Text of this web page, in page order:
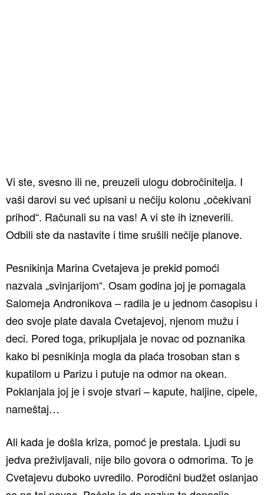
Vi ste, svesno ili ne, preuzeli ulogu dobročinitelja. I
vaši darovi su već upisani u nečiju kolonu „očekivani
prihod“. Računali su na vas! A vi ste ih izneverili.
Odbili ste da nastavite i time srušili nečije planove.
Pesnikinja Marina Cvetajeva je prekid pomoći
nazvala „svinjarijom“. Osam godina joj je pomagala
Salomeja Andronikova – radila je u jednom časopisu i
deo svoje plate davala Cvetajevoj, njenom mužu i
deci. Pored toga, prikupljala je novac od poznanika
kako bi pesnikinja mogla da plaća trosoban stan s
kupatilom u Parizu i putuje na odmor na okean.
Poklanjala joj je i svoje stvari – kapute, haljine, cipele,
nameštaj…
Ali kada je došla kriza, pomoć je prestala. Ljudi su
jedva preživljavali, nije bilo govora o odmorima. To je
Cvetajevu duboko uvredilo. Porodični budžet oslanjao